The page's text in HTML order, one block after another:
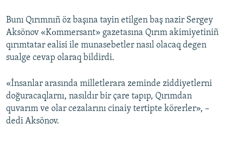
Bunı Qırımnıñ öz başına tayin etilgen baş nazir Sergey
Aksönov «Kоmmersant» gazetasına Qırım akimiyetiniñ
qırımtatar ealisi ile munasebetler nasıl olacaq degen
sualge cevap olaraq bildirdi.
«İnsanlar arasında milletlerara zeminde ziddiyetlerni
doğuracaqlarnı, nasıldır bir çare tаpıp, Qırımdan
quvarım ve olar cezalarını cinaiy tertipte körerler», –
dedi Aksönov.